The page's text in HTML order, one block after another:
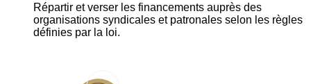
Répartir et verser les financements auprès des
organisations syndicales et patronales selon les règles
définies par la loi.